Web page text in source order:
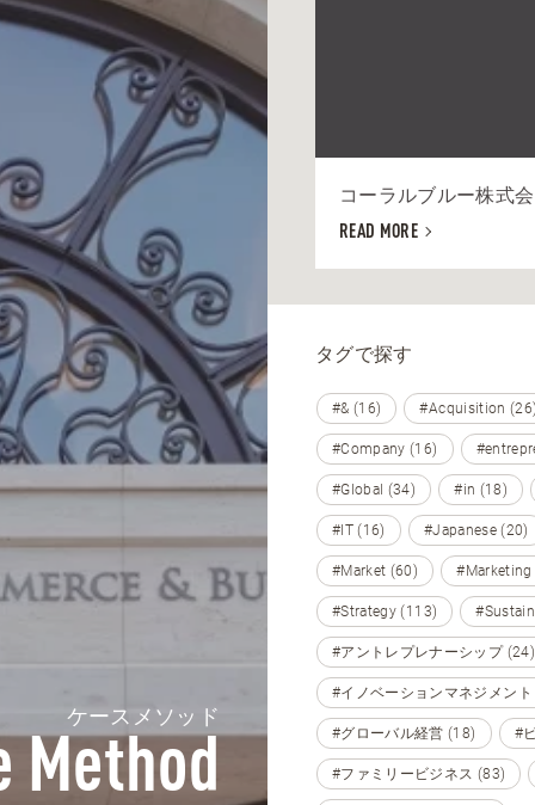
ケースメソッド
Method
コーラルブルー株式
READ MORE
タグで探す
#& (16) #Acquisition
#Company (16)
#Global (34) #in (18)
#IT (16) #Japanese (20)
#Market (60)
#Strategy (113)
#アントレプレナーシップ (24)
#イノベーションマネジメン
#グローバル経営 (18) #
#ファミリービジネス (83)